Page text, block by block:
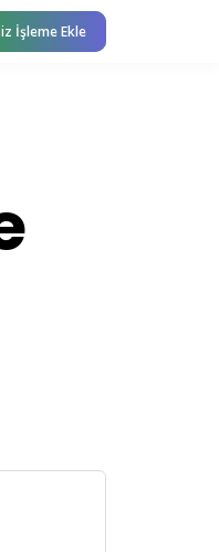
İşleme Ekle